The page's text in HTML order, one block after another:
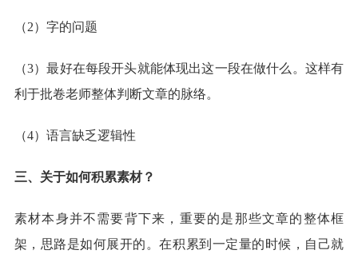
（2）字的问题
（3）最好在每段开头就能体现出这一段在做什么。这样有
利于批卷老师整体判断文章的脉络。
（4）语言缺乏逻辑性
三、关于如何积累素材？
素材本身并不需要背下来，重要的是那些文章的整体框
架，思路是如何展开的。在积累到一定量的时候，自己就